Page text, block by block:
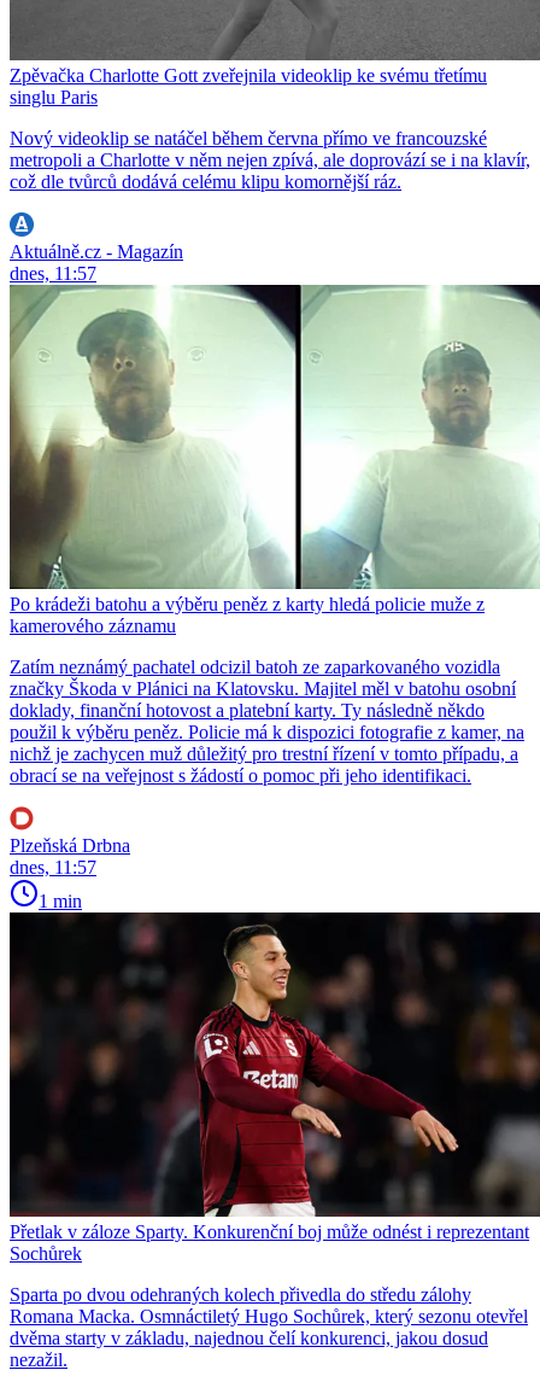
Zpěvačka Charlotte Gott zveřejnila videoklip ke svému třetímu
singlu Paris
Nový videoklip se natáčel během června přímo ve francouzské
metropoli a Charlotte v něm nejen zpívá, ale doprovází se i na klavír,
což dle tvůrců dodává celému klipu komornější ráz.
Aktuálně.cz - Magazín
dnes, 11:57
Po krádeži batohu a výběru peněz z karty hledá policie muže z
kamerového záznamu
Zatím neznámý pachatel odcizil batoh ze zaparkovaného vozidla
značky Škoda v Plánici na Klatovsku. Majitel měl v batohu osobní
doklady, finanční hotovost a platební karty. Ty následně někdo
použil k výběru peněz. Policie má k dispozici fotografie z kamer, na
nichž je zachycen muž důležitý pro trestní řízení v tomto případu, a
obrací se na veřejnost s žádostí o pomoc při jeho identifikaci.
Plzeňská Drbna
dnes, 11:57
1 min
Přetlak v záloze Sparty. Konkurenční boj může odnést i reprezentant
Sochůrek
Sparta po dvou odehraných kolech přivedla do středu zálohy
Romana Macka. Osmnáctiletý Hugo Sochůrek, který sezonu otevřel
dvěma starty v základu, najednou čelí konkurenci, jakou dosud
nezažil.